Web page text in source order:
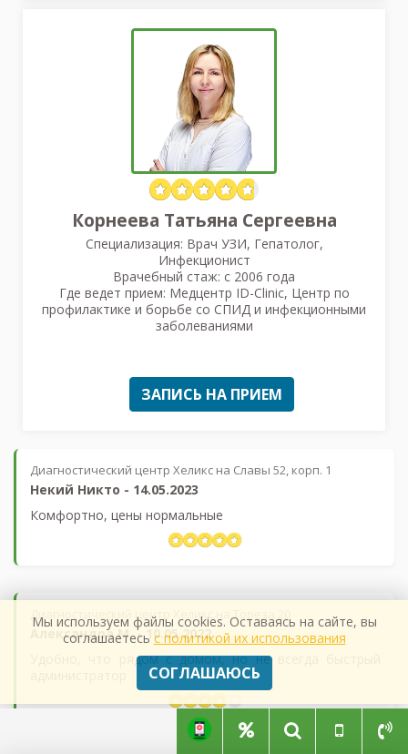
Корнеева Татьяна Сергеевна
Специализация: Врач УЗИ, Гепатолог,
Инфекционист
Врачебный стаж: с 2006 года
Где ведет прием: Медцентр ID-Clinic, Центр по
профилактике и борьбе со СПИД и инфекционными
заболеваниями
ЗАПИСЬ НА ПРИЕМ
Диагностический центр Хеликс на Славы 52, корп. 1
Некий Никто - 14.05.2023
Комфортно, цены нормальные
Диагностический центр Хеликс на Тореза 20
Александра М. - 10.05.2022
Удобно, что рядом с домом, но не всегда быстрый
Мы используем файлы cookies. Оставаясь на сайте, вы
соглашаетесь с политикой их использования
СОГЛАШАЮСЬ